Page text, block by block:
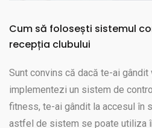
Cum să folosești sistemul
recepția clubului
Sunt convins că dacă te-ai gândit
implementezi un sistem de
fitness, te-ai gândit la accesul în
astfel de sistem se poate utiliza